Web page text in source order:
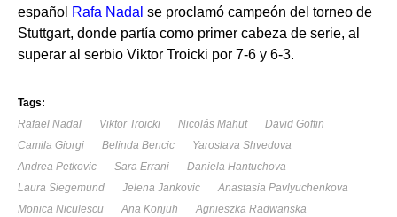
español Rafa Nadal se proclamó campeón del torneo de
Stuttgart, donde partía como primer cabeza de serie, al
superar al serbio Viktor Troicki por 7-6 y 6-3.
Tags:
Rafael Nadal
Viktor Troicki Nicolás Mahut
David Goffin
Camila Giorgi
Belinda Bencic
Yaroslava Shvedova
Andrea Petkovic
Sara Errani
Daniela Hantuchova
Laura Siegemund
Jelena Jankovic
Anastasia Pavlyuchenkova
Monica Niculescu
Ana Konjuh
Agnieszka Radwanska